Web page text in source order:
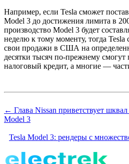
Например, если Tesla сможет
Model 3 до достижения лимита в
производство Model 3 будет
неделю к тому моменту, тогда Tesla
свои продажи в США на
десятки тысяч по-прежнему
налоговый кредит, а многие —
← Глава Nissan приветствует
Model 3
Tesla Model 3: рендеры с